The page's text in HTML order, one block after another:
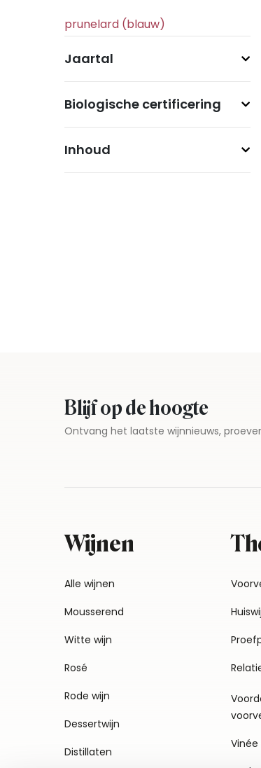
Jaartal
Biologische certificering
Inhoud
Blijf op de hoogte
Ontvang het laatste wijnnieuws,
Wijnen
Alle wijnen
Mousserend
Witte wijn
Rosé
Rode wijn
Dessertwijn
Distillaten
Vinée